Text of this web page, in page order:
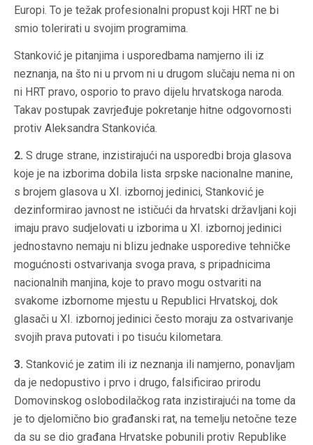
Europi. To je težak profesionalni propust koji HRT ne bi
smio tolerirati u svojim programima.
Stanković je pitanjima i usporedbama namjerno ili iz
neznanja, na što ni u prvom ni u drugom slučaju nema ni on
ni HRT pravo, osporio to pravo dijelu hrvatskoga naroda.
Takav postupak zavrjeđuje pokretanje hitne odgovornosti
protiv Aleksandra Stankovića.
2. S druge strane, inzistirajući na usporedbi broja glasova
koje je na izborima dobila lista srpske nacionalne manine,
s brojem glasova u XI. izbornoj jedinici, Stanković je
dezinformirao javnost ne ističući da hrvatski državljani koji
imaju pravo sudjelovati u izborima u XI. izbornoj jedinici
jednostavno nemaju ni blizu jednake usporedive tehničke
mogućnosti ostvarivanja svoga prava, s pripadnicima
nacionalnih manjina, koje to pravo mogu ostvariti na
svakome izbornome mjestu u Republici Hrvatskoj, dok
glasači u XI. izbornoj jedinici često moraju za ostvarivanje
svojih prava putovati i po tisuću kilometara.
3. Stanković je zatim ili iz neznanja ili namjerno, ponavljam
da je nedopustivo i prvo i drugo, falsificirao prirodu
Domovinskog oslobodilačkog rata inzistirajući na tome da
je to djelomično bio građanski rat, na temelju netočne teze
da su se dio građana Hrvatske pobunili protiv Republike